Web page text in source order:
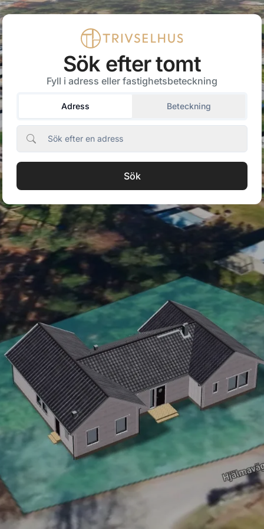
Sök efter tomt
Fyll i adress eller fastighetsbeteckning
Adress Beteckning
Sök efter en adress
Sök
Placera hus från Trivselhus på din tomt direkt i kartan -